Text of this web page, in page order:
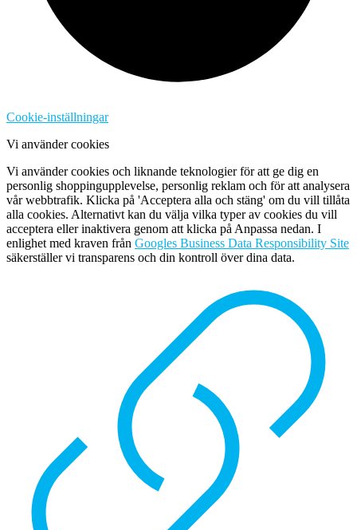
Cookie-inställningar
Vi använder cookies
Vi använder cookies och liknande teknologier för att ge dig en
personlig shoppingupplevelse, personlig reklam och för att analysera
vår webbtrafik. Klicka på 'Acceptera alla och stäng' om du vill tillåta
alla cookies. Alternativt kan du välja vilka typer av cookies du vill
acceptera eller inaktivera genom att klicka på Anpassa nedan. I
enlighet med kraven från Googles Business Data Responsibility Site
säkerställer vi transparens och din kontroll över dina data.